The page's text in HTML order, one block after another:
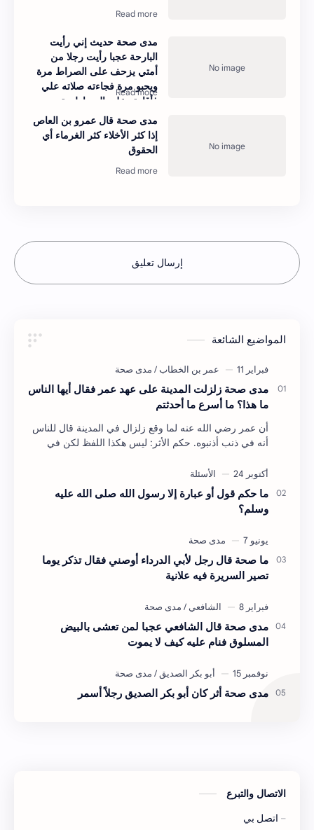
مدى صحة حديث إني رأيت
البارحة عجبا رأيت رجلا من
أمتي يزحف على الصراط مرة
ويحبو مرة فجاءته صلاته علي
فأقامته على الصراط حتى
مدى صحة قال عمرو بن العاص
إذا كثر الأخلاء كثر الغرماء أي
الحقوق
إرسال تعليق
المواضيع الشائعة
مدى صحة زلزلت المدينة على عهد عمر فقال أيها الناس
ما هذا؟ ما أسرع ما أحدثتم
أن عمر رضي الله عنه لما وقع زلزال في المدينة قال للناس
أنه في ذنب أذنبوه. حكم الأثر: ليس هكذا اللفظ لكن في
ما حكم قول أو عبارة إلا رسول الله صلى الله عليه
وسلم؟
ما صحة قال رجل لأبي الدرداء أوصني فقال تذكر يوما
تصير السريرة فيه علانية
مدى صحة قال الشافعي عجبا لمن تعشى بالبيض
المسلوق فنام عليه كيف لا يموت
مدى صحة أثر كان أبو بكر الصديق رجلاً أسمر
الاتصال والتبرع
اتصل بي